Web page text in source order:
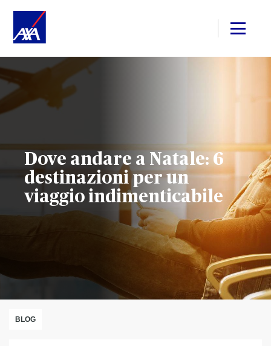
Dove andare a Natale: 6
destinazioni per un
viaggio indimenticabile
BLOG